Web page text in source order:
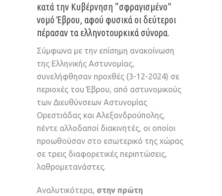
κατά την Κυβέρνηση “σφραγισμένο”
νομό Έβρου, αφού φυσικά οι δεύτεροι
πέρασαν τα ελληνοτουρκικά σύνορα.
Σύμφωνα με την επίσημη ανακοίνωση
της Ελληνικής Αστυνομίας,
συνελήφθησαν προχθές (3-12-2024) σε
περιοχές του Έβρου, από αστυνομικούς
των Διευθύνσεων Αστυνομίας
Ορεστιάδας και Αλεξανδρούπολης,
πέντε αλλοδαποί διακινητές, οι οποίοι
προωθούσαν στο εσωτερικό της χώρας
σε τρεις διαφορετικές περιπτώσεις,
λαθρομετανάστες.
Αναλυτικότερα, στην πρώτη